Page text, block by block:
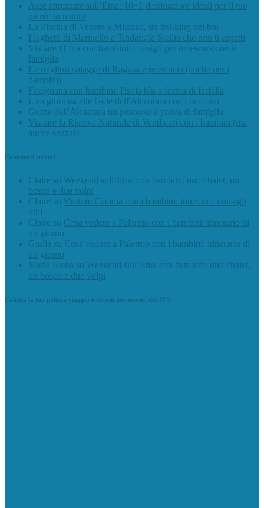
Aree attrezzate sull’Etna: 10+1 destinazioni ideali per il tuo
picnic in natura
La Piscina di Venere a Milazzo, un trekking nel blu
I laghetti di Marinello a Tindari: la Sicilia che non ti aspetti
Visitare l'Etna con bambini: consigli per un'escursione in
famiglia
Le migliori spiagge di Ragusa e provincia (anche per i
bambini)
Favignana con bambini: l'isola blu a forma di farfalla
Una giornata alle Gole dell'Alcantara con i bambini
Gurne dell'Alcantara un percorso a prova di famiglia
Visitare la Riserva Naturale di Vendicari con i bambini (ma
anche senza!)
Commenti recenti
Claire su Weekend sull’Etna con bambini: uno chalet, un
bosco e due volpi
Claire su Visitare Catania con i bambini: itinerari e consigli
utili
Claire su Cosa vedere a Palermo con i bambini: itinerario di
un giorno
Giulia su Cosa vedere a Palermo con i bambini: itinerario di
un giorno
Maria Elena su Weekend sull’Etna con bambini: uno chalet,
un bosco e due volpi
Calcola la tua polizza viaggio e ottieni uno sconto del 10%